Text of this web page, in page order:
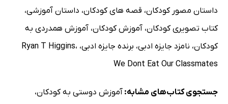
داستان مصور کودکان، قصه های کودکان، داستان آموزشی،
کتاب تصویری کودکان، آموزش کودکان، آموزش همدردی به
کودکان، نامزد جایزه ادبی، برنده جایزه ادبی، Ryan T Higgins،
We Dont Eat Our Classmates
جستجوی کتاب‌های مشابه: آموزش دوستی به کودکان،